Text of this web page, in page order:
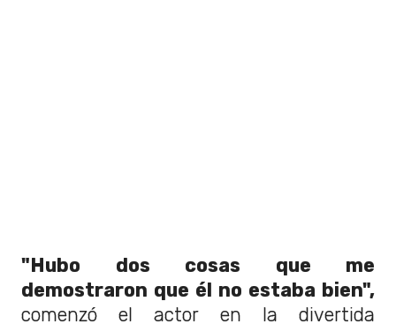
"Hubo dos cosas que me
demostraron que él no estaba bien",
comenzó el actor en la divertida